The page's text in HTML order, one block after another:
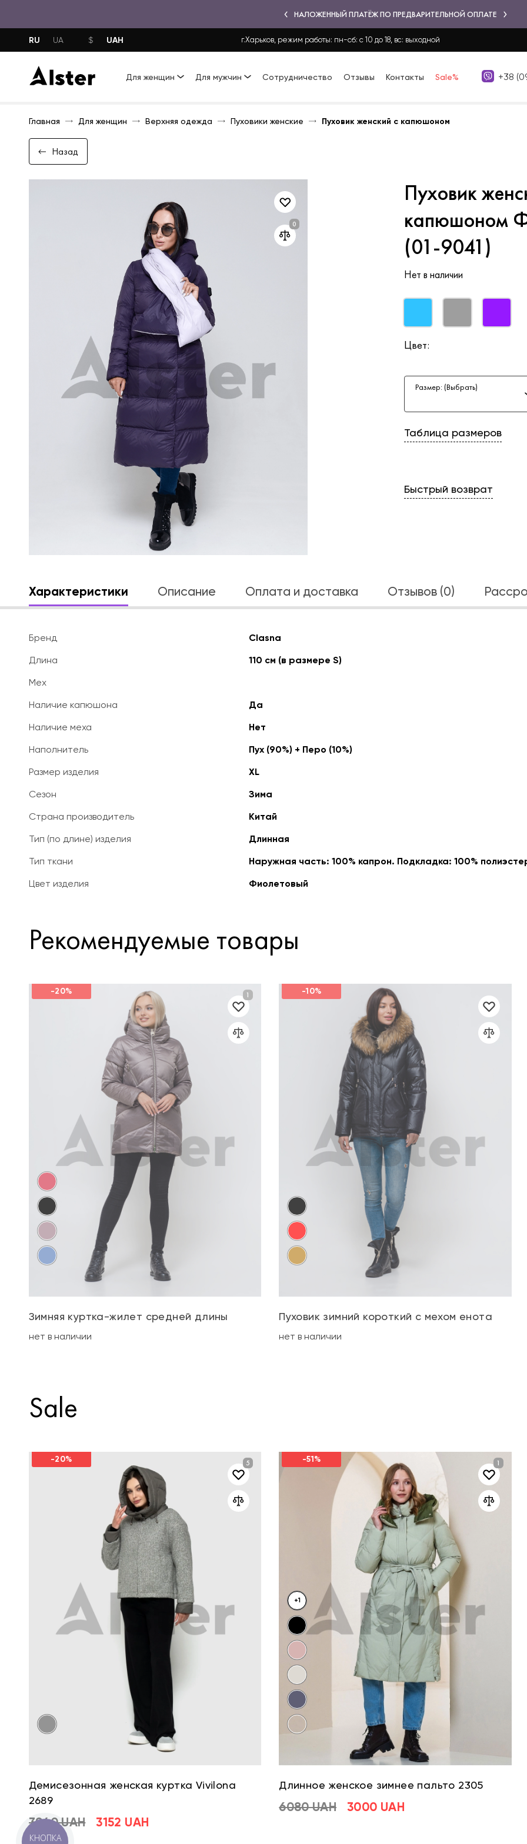
НАЛОЖЕННЫЙ ПЛАТЁЖ ПО ПРЕДВАРИТЕЛЬНОЙ ОПЛАТЕ
RU UA $ UAH г.Харьков, режим работы: пн-сб: с 10 до 18, вс: выходной
Для женщин Для мужчин Сотрудничество Отзывы Контакты Sale% +38
Главная Для женщин Верхняя одежда Пуховики женские Пуховик женский с капюшоном
Назад
Пуховик
капюшоном
(01-9041)
Нет в наличии
Цвет:
Размер: (Выбрать)
Таблица размеров
Быстрый возврат
Характеристики Описание Оплата и доставка Отзывов (0)
Бренд
Clasna
Длина
110 см (в размере S)
Мех
Наличие капюшона
Да
Наличие меха
Нет
Наполнитель
Пух (90%) + Перо (10%)
Размер изделия
XL
Сезон
Зима
Страна производитель
Китай
Тип (по длине) изделия
Длинная
Тип ткани
Наружная часть: 100% капрон. Подкладка: 100%
Цвет изделия
Фиолетовый
Рекомендуемые товары
-20%
Зимняя куртка-жилет средней длины
нет в наличии
-10%
Пуховик зимний короткий с мехом енота
нет в наличии
Sale
-20%
Демисезонная женская куртка Vivilona
2689
3940 UAH 3152 UAH
-51%
+1
Длинное женское зимнее пальто 2305
6080 UAH 3000 UAH
КНОПКА